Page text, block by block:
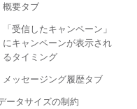
概要タブ
「受信したキャンペーン」
にキャンペーンが表示され
るタイミング
メッセージング履歴タブ
ータサイズの制約